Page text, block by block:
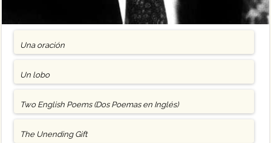
Una oración
Un lobo
Two English Poems (Dos Poemas en Inglés)
The Unending Gift